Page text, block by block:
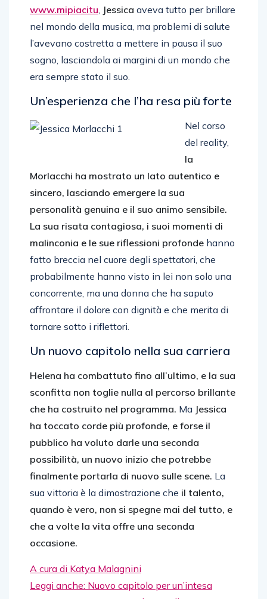
www.mipiacitu, Jessica aveva tutto per brillare
nel mondo della musica, ma problemi di salute
l’avevano costretta a mettere in pausa il suo
sogno, lasciandola ai margini di un mondo che
era sempre stato il suo.
Un’esperienza che l’ha resa più forte
Nel corso
del reality,
la
Morlacchi ha mostrato un lato autentico e
sincero, lasciando emergere la sua
personalità genuina e il suo animo sensibile.
La sua risata contagiosa, i suoi momenti di
malinconia e le sue riflessioni profonde hanno
fatto breccia nel cuore degli spettatori, che
probabilmente hanno visto in lei non solo una
concorrente, ma una donna che ha saputo
affrontare il dolore con dignità e che merita di
tornare sotto i riflettori.
Un nuovo capitolo nella sua carriera
Helena ha combattuto fino all’ultimo, e la sua
sconfitta non toglie nulla al percorso brillante
che ha costruito nel programma. Ma Jessica
ha toccato corde più profonde, e forse il
pubblico ha voluto darle una seconda
possibilità, un nuovo inizio che potrebbe
finalmente portarla di nuovo sulle scene. La
sua vittoria è la dimostrazione che il talento,
quando è vero, non si spegne mai del tutto, e
che a volte la vita offre una seconda
occasione.
A cura di Katya Malagnini
Leggi anche: Nuovo capitolo per un’intesa